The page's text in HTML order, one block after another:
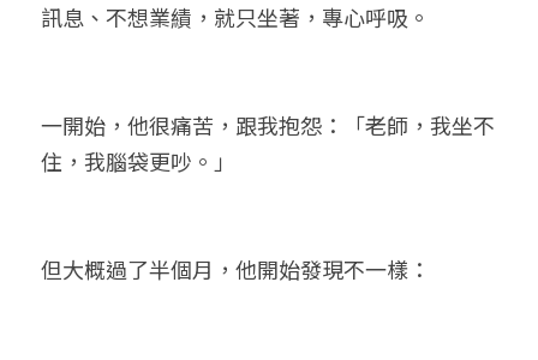
訊息、不想業績，就只坐著，專心呼吸。
一開始，他很痛苦，跟我抱怨：「老師，我坐不
住，我腦袋更吵。」
但大概過了半個月，他開始發現不一樣：